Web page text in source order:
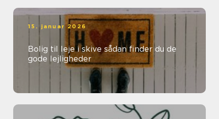
15. januar 2026
Bolig til leje i skive sådan finder du de
gode lejligheder